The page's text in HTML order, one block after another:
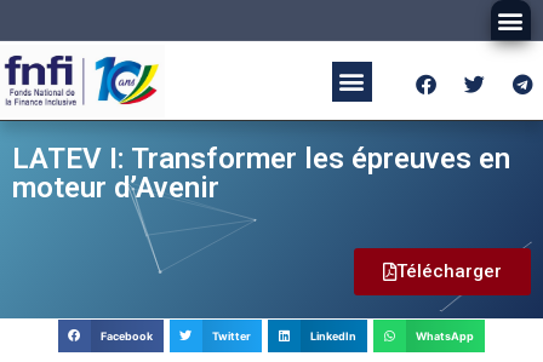
LATEV I: Transformer les épreuves en
moteur d’Avenir
Télécharger
Facebook Twitter LinkedIn WhatsApp